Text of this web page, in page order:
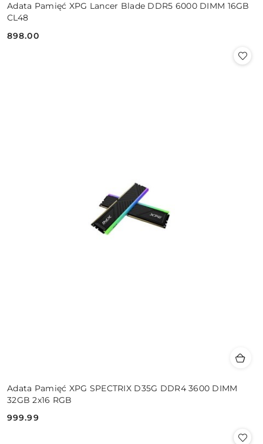
Adata Pamięć XPG Lancer Blade DDR5 6000 DIMM 16GB
CL48
Cena:
898.00
Adata Pamięć XPG SPECTRIX D35G DDR4 3600 DIMM
32GB 2x16 RGB
Cena:
999.99